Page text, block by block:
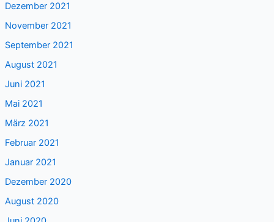
Dezember 2021
November 2021
September 2021
August 2021
Juni 2021
Mai 2021
März 2021
Februar 2021
Januar 2021
Dezember 2020
August 2020